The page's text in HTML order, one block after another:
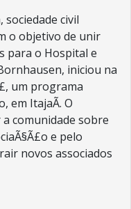
sociedade civil
o objetivo de unir
para o Hospital e
iniciou na
um programa
em ItajaÃ­. O
comunidade sobre
e pelo
novos associados